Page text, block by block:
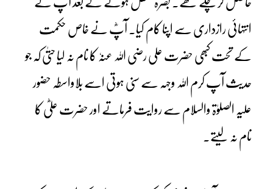
انتہائی رازداری سے اپنا کام کیا۔ آپؓ نے خاص حکمت
کے تحت کبھی حضرت علی رضی اللہ عنہٗ کا نام نہ لیا حتیٰ کہ جو
حدیث آپ کرم اللہ وجہہ سے سنی ہوتی اسے بلاواسطہ حضور
علیہ الصلوٰۃ والسلام سے روایت فرماتے اور حضرت علیؓ کا
نام نہ لیتے۔